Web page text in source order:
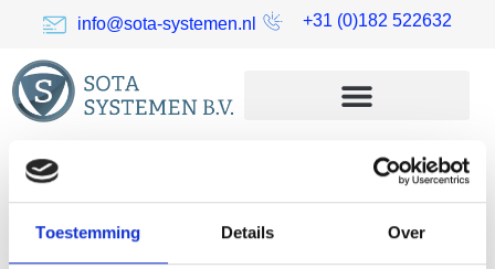
Toestemming Details Over
info@sota-systemen.nl +31 (0)182 522632
SOTA systemen 10
jaar